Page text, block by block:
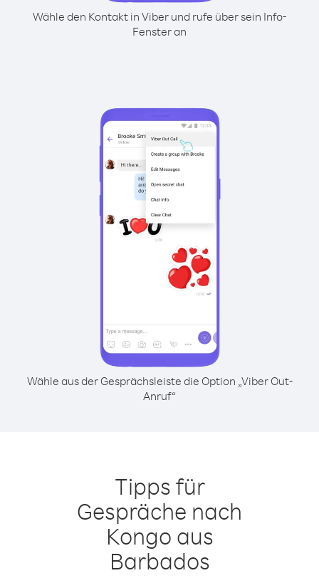
Wähle den Kontakt in Viber und rufe über sein Info-
Fenster an
Wähle aus der Gesprächsleiste die Option „Viber Out-
Anruf“
Tipps für
Gespräche nach
Kongo aus
Barbados